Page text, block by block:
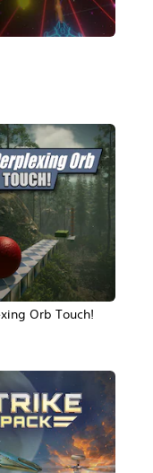
Orb Touch!